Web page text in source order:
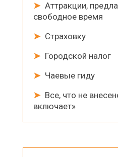
➤Аттракции,
свободное время
➤Страховку
➤Городской налог
➤Чаевые гиду
➤Все, что не
включает»